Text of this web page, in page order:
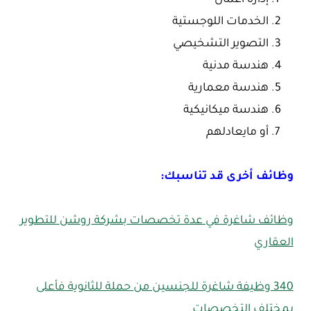
الخدمات اللوجستية
التصوير التشخيصي
هندسة مدنية
هندسة معمارية
هندسة ميكانيكية
أو مايعادلهم
وظائف أخرى قد تناسبك:
وظائف شاغرة في عدة تخصصات بشركة روشن للتطوير
العقاري
340 وظيفة شاغرة للجنسين من حملة للثانوية فأعلى